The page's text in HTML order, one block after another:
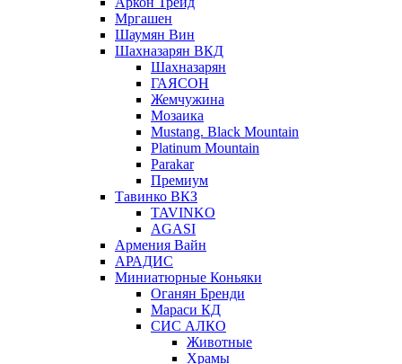
Мргашен
Шаумян Вин
Шахназарян ВКД
Шахназарян
ГАЯСОН
Жемчужина
Мозаика
Mustang. Black Mountain
Platinum Mountain
Parakar
Премиум
Тавинко ВКЗ
TAVINKO
AGASI
Армения Вайн
АРАДИС
Миниатюрные Коньяки
Оганян Бренди
Мараси КД
СИС АЛКО
Животные
Храмы